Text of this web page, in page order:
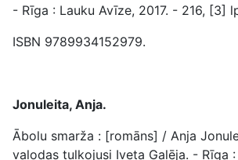
- Rīga : Lauku Avīze, 2017. - 216, [3]
ISBN 9789934152979.
Jonuleita, Anja.
Ābolu smarža : [romāns] / Anja
valodas tulkojusi Iveta Galēja. - Rīga